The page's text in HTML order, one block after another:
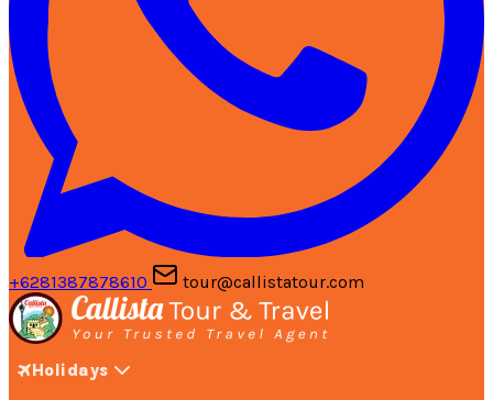
+6281387878610 tour@callistatour.com
Holidays